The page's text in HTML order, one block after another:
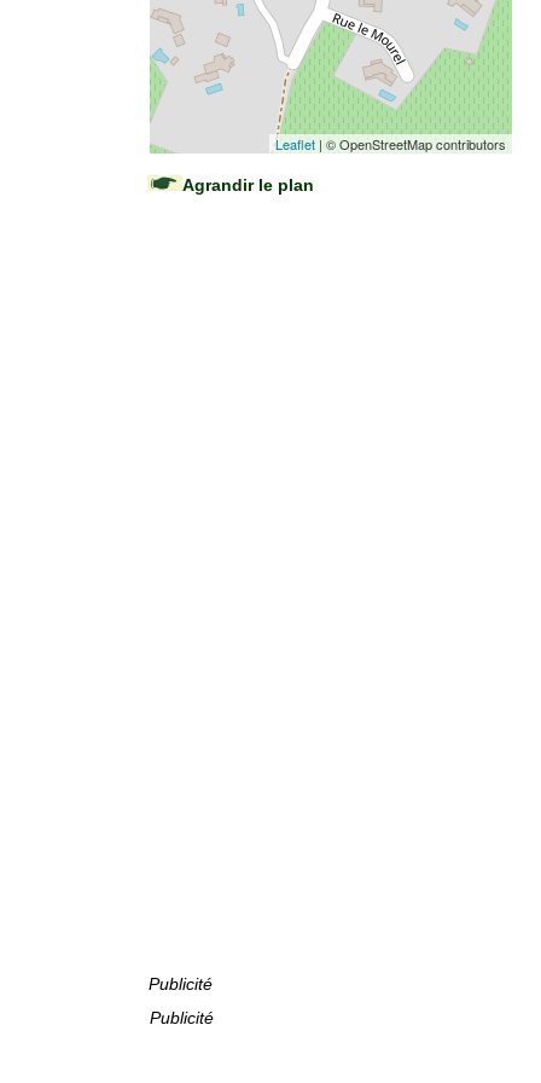
Leaflet | © OpenStreetMap contributors
Agrandir le plan
Publicité
Publicité